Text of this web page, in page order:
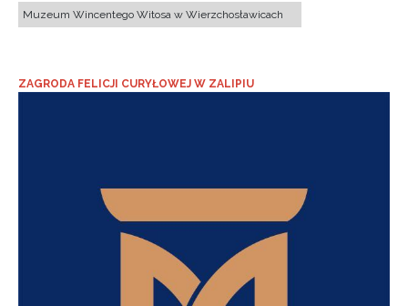
Muzeum Wincentego Witosa w Wierzchosławicach
ZAGRODA FELICJI CURYŁOWEJ W ZALIPIU